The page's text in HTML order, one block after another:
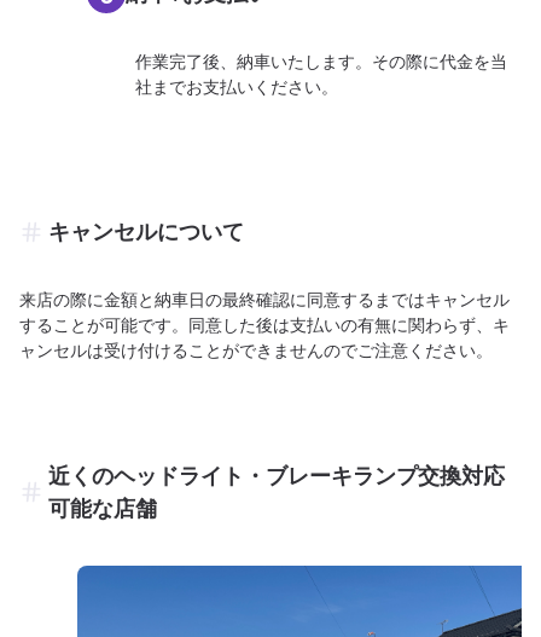
作業完了後、納車いたします。その際に代金を当
社までお支払いください。
キャンセルについて
来店の際に金額と納車日の最終確認に同意するまではキャンセル
することが可能です。同意した後は支払いの有無に関わらず、キ
ャンセルは受け付けることができませんのでご注意ください。
近くのヘッドライト・ブレーキランプ交換対応
可能な店舗